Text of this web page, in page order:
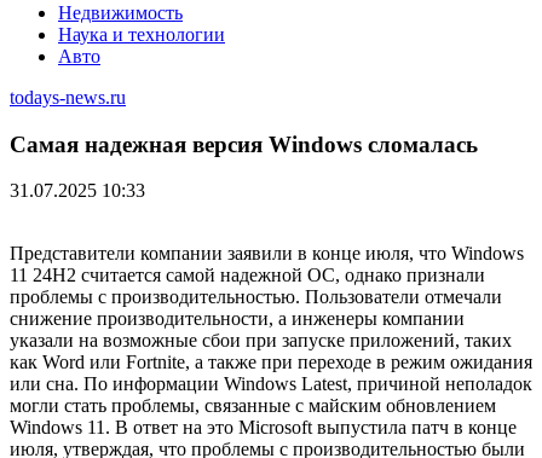
Недвижимость
Наука и технологии
Авто
todays-news.ru
Самая надежная версия Windows сломалась
31.07.2025 10:33
Представители компании заявили в конце июля, что Windows
11 24H2 считается самой надежной ОС, однако признали
проблемы с производительностью. Пользователи отмечали
снижение производительности, а инженеры компании
указали на возможные сбои при запуске приложений, таких
как Word или Fortnite, а также при переходе в режим ожидания
или сна. По информации Windows Latest, причиной неполадок
могли стать проблемы, связанные с майским обновлением
Windows 11. В ответ на это Microsoft выпустила патч в конце
июля, утверждая, что проблемы с производительностью были